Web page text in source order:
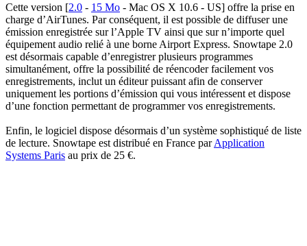
Cette version [2.0 - 15 Mo - Mac OS X 10.6 - US] offre la prise en
charge d’AirTunes. Par conséquent, il est possible de diffuser une
émission enregistrée sur l’Apple TV ainsi que sur n’importe quel
équipement audio relié à une borne Airport Express. Snowtape 2.0
est désormais capable d’enregistrer plusieurs programmes
simultanément, offre la possibilité de réencoder facilement vos
enregistrements, inclut un éditeur puissant afin de conserver
uniquement les portions d’émission qui vous intéressent et dispose
d’une fonction permettant de programmer vos enregistrements.
Enfin, le logiciel dispose désormais d’un système sophistiqué de liste
de lecture. Snowtape est distribué en France parApplication
Systems Paris au prix de 25 €.